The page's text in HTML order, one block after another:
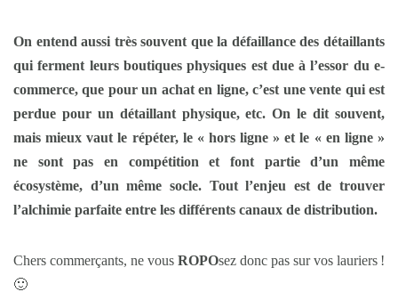
On entend aussi très souvent que la défaillance des détaillants
qui ferment leurs boutiques physiques est due à l’essor du e-
commerce, que pour un achat en ligne, c’est une vente qui est
perdue pour un détaillant physique, etc. On le dit souvent,
mais mieux vaut le répéter, le « hors ligne » et le « en ligne »
ne sont pas en compétition et font partie d’un même
écosystème, d’un même socle. Tout l’enjeu est de trouver
l’alchimie parfaite entre les différents canaux de distribution.
Chers commerçants, ne vous ROPOsez donc pas sur vos lauriers !
🙂